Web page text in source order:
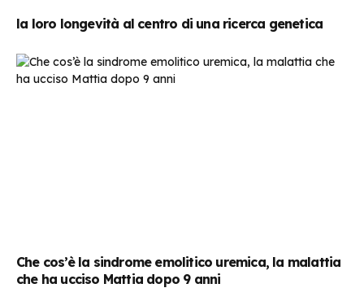
la loro longevità al centro di una ricerca genetica
Che cos’è la sindrome emolitico uremica, la malattia
che ha ucciso Mattia dopo 9 anni